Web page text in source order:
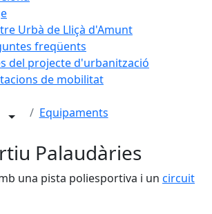
Urbà de Lliçà d'Amunt
freqüents
del projecte d'urbanització
de mobilitat
Equipaments
Palaudàries
una pista poliesportiva i un circuit